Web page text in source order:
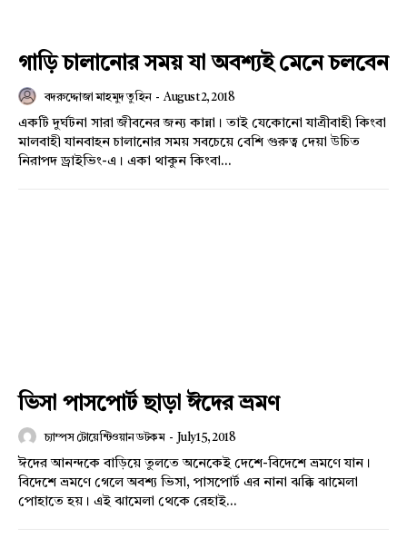
গাড়ি চালানোর সময় যা অবশ্যই মেনে চলবেন
বদরুদ্দোজা মাহমুদ তুহিন - August 2, 2018
একটি দুর্ঘটনা সারা জীবনের জন্য কান্না। তাই যেকোনো যাত্রীবাহী কিংবা
মালবাহী যানবাহন চালানোর সময় সবচেয়ে বেশি গুরুত্ব দেয়া উচিত
নিরাপদ ড্রাইভিং-এ। একা থাকুন কিংবা...
ভিসা পাসপোর্ট ছাড়া ঈদের ভ্রমণ
চ্যাম্পস টোয়েন্টিওয়ান ডটকম - July 15, 2018
ঈদের আনন্দকে বাড়িয়ে তুলতে অনেকেই দেশে-বিদেশে ভ্রমণে যান।
বিদেশে ভ্রমণে গেলে অবশ্য ভিসা, পাসপোর্ট এর নানা ঝক্কি ঝামেলা
পোহাতে হয়। এই ঝামেলা থেকে রেহাই...